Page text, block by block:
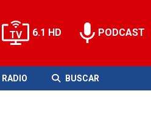
6.1 HD PODCAST
RADIO BUSCAR